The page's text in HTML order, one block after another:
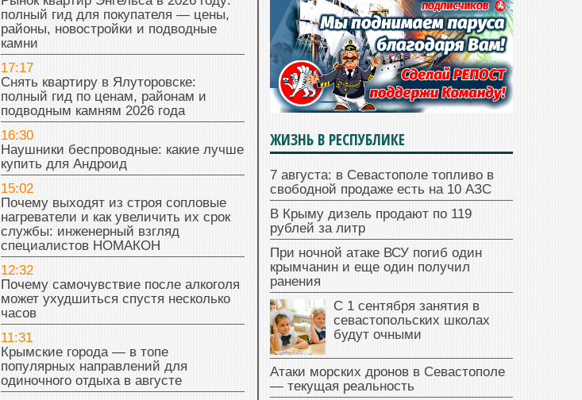
полный гид для покупателя — цены,
районы, новостройки и подводные
камни
17:17
Снять квартиру в Ялуторовске:
полный гид по ценам, районам и
подводным камням 2026 года
16:30
Наушники беспроводные: какие лучше
купить для Андроид
15:02
Почему выходят из строя сопловые
нагреватели и как увеличить их срок
службы: инженерный взгляд
специалистов НОМАКОН
12:32
Почему самочувствие после алкоголя
может ухудшиться спустя несколько
часов
11:31
Крымские города — в топе
популярных направлений для
одиночного отдыха в августе
ЖИЗНЬ В РЕСПУБЛИКЕ
7 августа: в Севастополе топливо в
свободной продаже есть на 10 АЗС
В Крыму дизель продают по 119
рублей за литр
При ночной атаке ВСУ погиб один
крымчанин и еще один получил
ранения
С 1 сентября занятия в
севастопольских школах
будут очными
Атаки морских дронов в Севастополе
— текущая реальность